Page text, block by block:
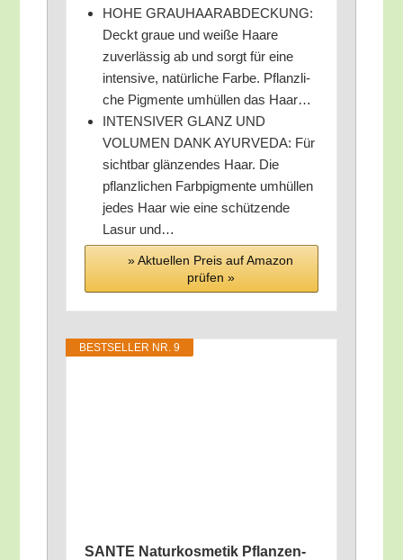
HOHE GRAUHAARABDECKUNG:
Deckt graue und wei­ße Haa­re
zuver­läs­sig ab und sorgt für eine
inten­si­ve, natür­li­che Far­be. Pflanz­li­
che Pig­men­te umhül­len das Haar…
INTENSIVER GLANZ UND
VOLUMEN DANK AYURVEDA: Für
sicht­bar glän­zen­des Haar. Die
pflanz­li­chen Farb­pig­men­te umhül­len
jedes Haar wie eine schüt­zen­de
Lasur und…
» Aktu­el­len Preis auf Ama­zon
prü­fen »
BEST­SEL­LER NR. 9
SANTE Natur­kos­me­tik Pflan­zen­